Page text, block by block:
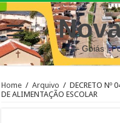
– Goiás |
Home / Arquivo / DECRETO Nº
DE ALIMENTAÇÃO ESCOLAR